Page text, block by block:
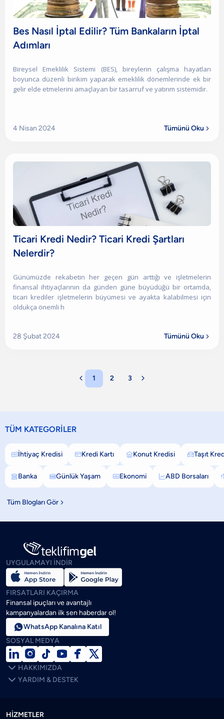
Bes Nasıl İptal Edilir? Tüm Bankaların İptal
Adımları
Bireysel Emeklilik Sistemi (BES), bireylerin çalışma hayatları
boyunca düzenli birikim yaparak emeklilik dönemlerinde ek bir
gelir elde etmelerini amaçlayan bir tasarruf ve yatırım sistemidir.
4 Nisan 2024 Tümünü Oku 
Ticari Kredi Nedir? Ticari Kredi Şartları
Nelerdir?
Günümüzde rekabetin her geçen gün arttığı ve işletmelerin
finansal ihtiyaçlarının da günden güne büyüdüğü bir ortamda,
ticari krediler işletmelerin büyümesi ve ayakta kalabilmesi için
oldukça önemli h
28 Şubat 2024 Tümünü Oku 
 1 2 3 
TÜM KATEGORİLER
İhtiyaç Kredisi Kredi Kartı Konut Kredisi Taşıt
Banka Günlük Yaşam Ekonomi ABD Borsaları
Tüm Blogları Gör 
UYGULAMAYI İNDİR
FIRSATLARI KAÇIRMA
Finansal ipuçları ve avantajlı
kampanyalardan ilk sen haberdar ol!
WhatsApp Kanalına Katıl
SOSYAL MEDYA
    

 HAKKIMIZDA
 YARDIM & DESTEK
HİZMETLER